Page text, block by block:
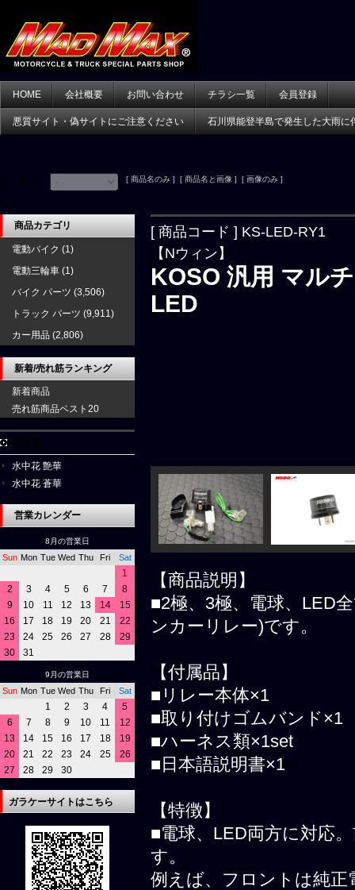
HOME 会社概要 お問い合わせ チラシ一覧 会員登録
悪質サイト・偽サイトにご注意ください 石川県能登半島で発生した大雨に
[ 商品名のみ ] [ 商品名と画像 ] [ 画像のみ ]
[ 商品コード ] KS-LED-RY1
【Nウィン】
KOSO 汎用 マル
LED
【商品説明】
■2極、3極、電球、LED
ンカーリレー)です。
【付属品】
■リレー本体×1
■取り付けゴムバンド×1
■ハーネス類×1set
■日本語説明書×1
【特徴】
■電球、LED両方に対応
す。
例えば、フロントは純
商品カテゴリ
電動バイク (1)
電動三輪車 (1)
バイク パーツ (3,506)
トラック パーツ (9,911)
カー用品 (2,806)
新着/売れ筋ランキング
新着商品
売れ筋商品ベスト20
水中花 艶華
水中花 蒼華
営業カレンダー
8月の営業日
Sun Mon Tue Wed Thu Fri Sat
1
2
3 4 5 6 7
8
9
10 11 12 13 14
15
16
17 18 19 20 21
22
23
24 25 26 27 28
29
30
31
9月の営業日
Sun Mon Tue Wed Thu Fri Sat
1 2 3 4
5
6
7 8 9 10 11
12
13
14 15 16 17 18
19
20
21 22 23 24 25
26
27
28 29 30
ガラケーサイトはこちら